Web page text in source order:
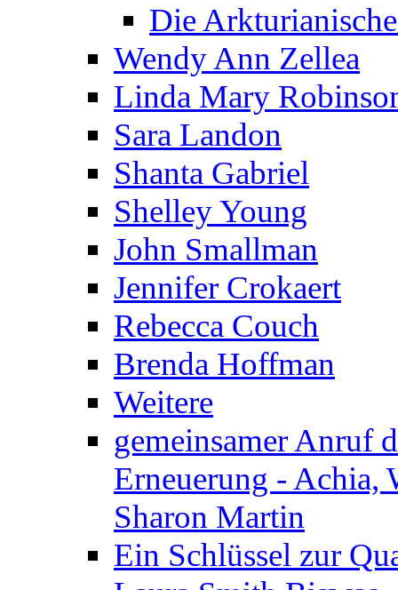
Die
Wendy Ann Zellea
Linda Mary
Sara Landon
Shanta Gabriel
Shelley Young
John Smallman
Jennifer Crokaert
Rebecca Couch
Brenda Hoffman
Weitere
gemeinsamer Anruf
Erneuerung - Achia,
Sharon Martin
Ein Schlüssel zur